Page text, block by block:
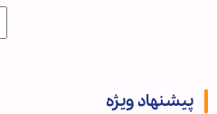
پیشنهاد ویژه